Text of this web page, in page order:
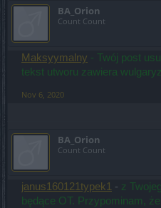
BA_Orion
Count Count
Maksyymalny - Twój post
tekst utworu zawiera
Nov 6, 2020
BA_Orion
Count Count
janus160121typek1 - z
będące OT. Przypominam,